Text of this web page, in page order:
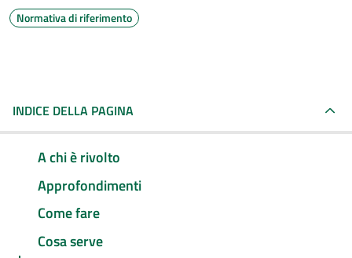
Normativa di riferimento
INDICE DELLA PAGINA
A chi è rivolto
Approfondimenti
Come fare
Cosa serve